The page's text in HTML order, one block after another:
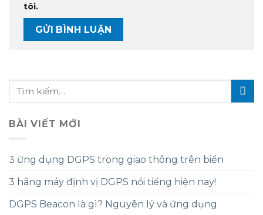
tôi.
BÀI VIẾT MỚI
3 ứng dụng DGPS trong giao thông trên biển
3 hãng máy định vị DGPS nổi tiếng hiện nay!
DGPS Beacon là gì? Nguyên lý và ứng dụng